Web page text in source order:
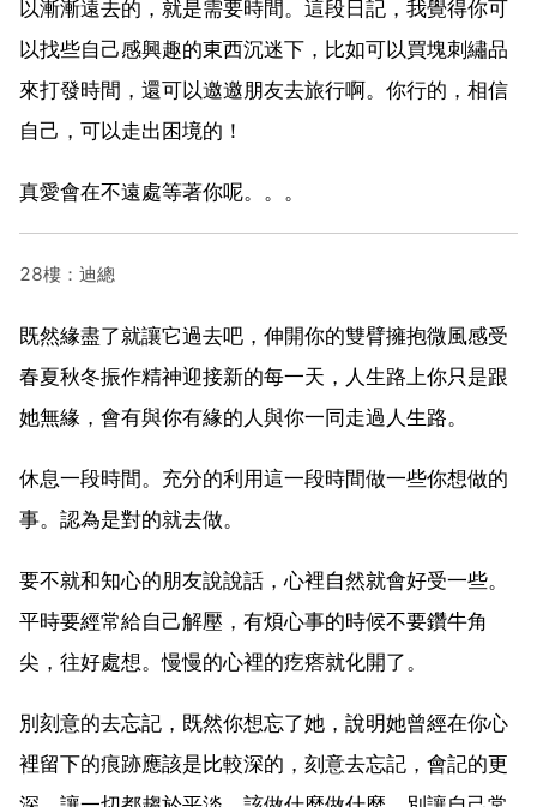
以漸漸遠去的，就是需要時間。這段日記，我覺得你可
以找些自己感興趣的東西沉迷下，比如可以買塊刺繡品
來打發時間，還可以邀邀朋友去旅行啊。你行的，相信
自己，可以走出困境的！
真愛會在不遠處等著你呢。。。
28樓：迪總
既然緣盡了就讓它過去吧，伸開你的雙臂擁抱微風感受
春夏秋冬振作精神迎接新的每一天，人生路上你只是跟
她無緣，會有與你有緣的人與你一同走過人生路。
休息一段時間。充分的利用這一段時間做一些你想做的
事。認為是對的就去做。
要不就和知心的朋友說說話，心裡自然就會好受一些。
平時要經常給自己解壓，有煩心事的時候不要鑽牛角
尖，往好處想。慢慢的心裡的疙瘩就化開了。
別刻意的去忘記，既然你想忘了她，說明她曾經在你心
裡留下的痕跡應該是比較深的，刻意去忘記，會記的更